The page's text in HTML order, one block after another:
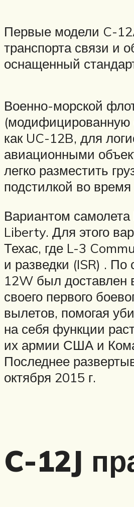
Первые модели C-
транспорта связи и
оснащенный
Военно-морской
(модифицированную
как UC-12B, для
авиационными
легко разместить
подстилкой во
Вариантом
Liberty. Для этого
Техас, где L-3
и разведки (ISR) .
12W был доставлен
своего первого
вылетов, помогая
на себя функции
их армии США и
Последнее
октября 2015 г.
C-12J